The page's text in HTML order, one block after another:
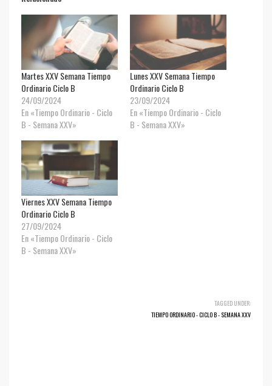
Martes XXV Semana Tiempo
Ordinario Ciclo B
24/09/2024
En «Tiempo Ordinario - Ciclo
B - Semana XXV»
Lunes XXV Semana Tiempo
Ordinario Ciclo B
23/09/2024
En «Tiempo Ordinario - Ciclo
B - Semana XXV»
Viernes XXV Semana Tiempo
Ordinario Ciclo B
27/09/2024
En «Tiempo Ordinario - Ciclo
B - Semana XXV»
TAGGED UNDER:
TIEMPO ORDINARIO - CICLO B - SEMANA XXV